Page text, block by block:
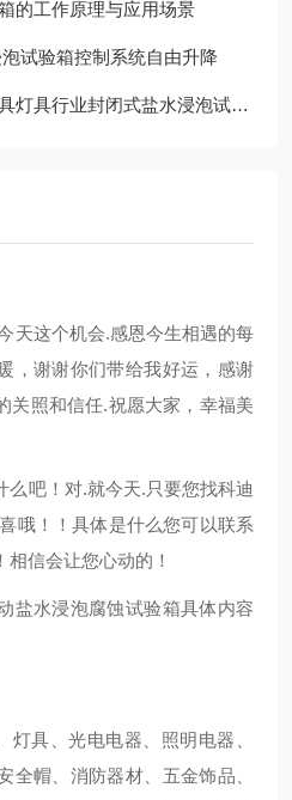
的工作原理与应用场景
试验箱控制系统自由升降
闭式盐水浸泡试验机-科迪仪器专业制作！
天这个机会.感恩今生相遇的每
，谢谢你们带给我好运，感谢
关照和信任.祝愿大家，幸福美
么吧！对.就今天.只要您找科迪
哦！！具体是什么您可以联系
信会让您心动的！
盐水浸泡腐蚀试验箱具体内容
具、光电电器、照明电器、
全帽、消防器材、五金饰品、